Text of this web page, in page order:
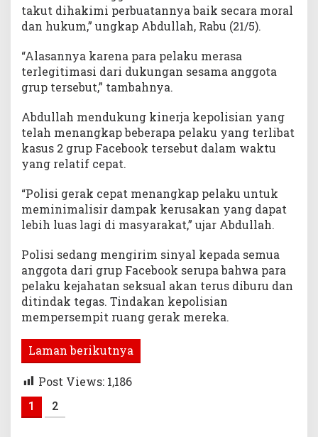
takut dihakimi perbuatannya baik secara moral
dan hukum,” ungkap Abdullah, Rabu (21/5).
“Alasannya karena para pelaku merasa
terlegitimasi dari dukungan sesama anggota
grup tersebut,” tambahnya.
Abdullah mendukung kinerja kepolisian yang
telah menangkap beberapa pelaku yang terlibat
kasus 2 grup Facebook tersebut dalam waktu
yang relatif cepat.
“Polisi gerak cepat menangkap pelaku untuk
meminimalisir dampak kerusakan yang dapat
lebih luas lagi di masyarakat,” ujar Abdullah.
Polisi sedang mengirim sinyal kepada semua
anggota dari grup Facebook serupa bahwa para
pelaku kejahatan seksual akan terus diburu dan
ditindak tegas. Tindakan kepolisian
mempersempit ruang gerak mereka.
Laman berikutnya
Post Views: 1,186
1 2